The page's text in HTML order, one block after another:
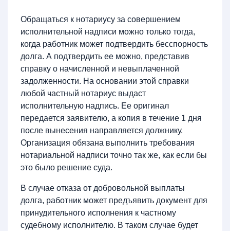
Обращаться к нотариусу за совершением
исполнительной надписи можно только тогда,
когда работник может подтвердить бесспорность
долга. А подтвердить ее можно, представив
справку о начисленной и невыплаченной
задолженности. На основании этой справки
любой частный нотариус выдаст
исполнительную надпись. Ее оригинал
передается заявителю, а копия в течение 1 дня
после вынесения направляется должнику.
Организация обязана выполнить требования
нотариальной надписи точно так же, как если бы
это было решение суда.
В случае отказа от добровольной выплаты
долга, работник может предъявить документ для
принудительного исполнения к частному
судебному исполнителю. В таком случае будет